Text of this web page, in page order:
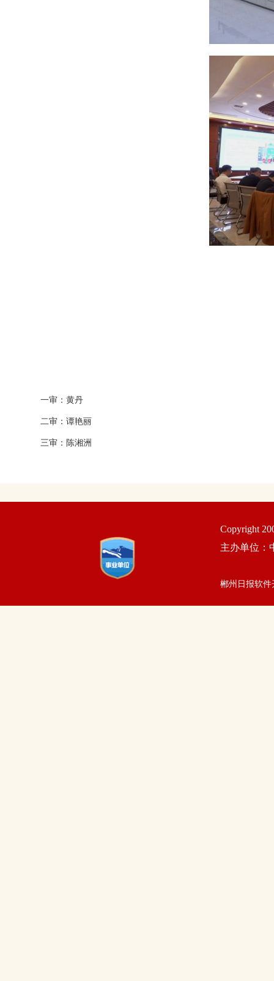
一审：黄丹
二审：谭艳丽
三审：陈湘洲
Copyright
主办单位：
郴州日报软